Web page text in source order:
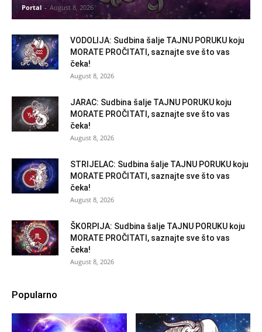
Portal - August 8, 2026
VODOLIJA: Sudbina šalje TAJNU PORUKU koju
MORATE PROČITATI, saznajte sve što vas
čeka!
August 8, 2026
JARAC: Sudbina šalje TAJNU PORUKU koju
MORATE PROČITATI, saznajte sve što vas
čeka!
August 8, 2026
STRIJELAC: Sudbina šalje TAJNU PORUKU koju
MORATE PROČITATI, saznajte sve što vas
čeka!
August 8, 2026
ŠKORPIJA: Sudbina šalje TAJNU PORUKU koju
MORATE PROČITATI, saznajte sve što vas
čeka!
August 8, 2026
Popularno